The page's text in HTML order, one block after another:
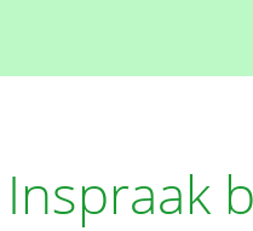
Inspraak